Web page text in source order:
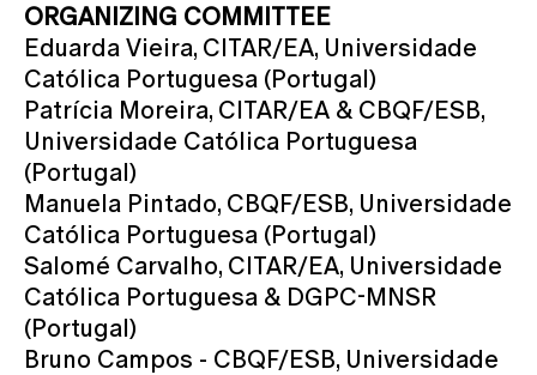
ORGANIZING COMMITTEE
Eduarda Vieira, CITAR/EA, Universidade
Católica Portuguesa (Portugal)
Patrícia Moreira, CITAR/EA & CBQF/ESB,
Universidade Católica Portuguesa
(Portugal)
Manuela Pintado, CBQF/ESB, Universidade
Católica Portuguesa (Portugal)
Salomé Carvalho, CITAR/EA, Universidade
Católica Portuguesa & DGPC-MNSR
(Portugal)
Bruno Campos - CBQF/ESB, Universidade